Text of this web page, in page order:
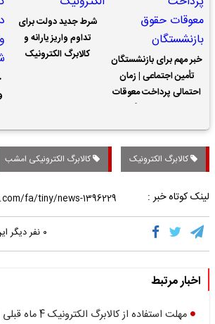
خبر مهم برای بازنشستگان
تأمین اجتماعی | زمان
احتمالی پرداخت معوقات
شرط جدید دولت برای
تداوم واریز یارانه و
کالابرگ الکترونیک
کالابرگ الکترونیک کالا‌برگ الکترونیکی امشب
لینک کوتاه خبر :
۰ نفر دیگر
اخبار مرتبط
مهلت استفاده از کالابرگ الکترونیک 4 ماه قبلی اعلام شد